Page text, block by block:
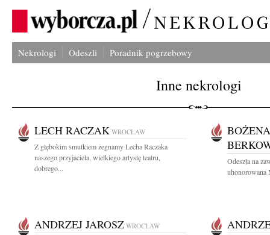
Nekrologi Odeszli Poradnik pogrzebowy
Inne nekrologi
LECH RACZAK WROCŁAW
Z głębokim smutkiem żegnamy Lecha Raczaka
naszego przyjaciela, wielkiego artystę teatru,
dobrego...
Odeszła na
uhonorowana
ANDRZEJ JAROSZ WROCŁAW